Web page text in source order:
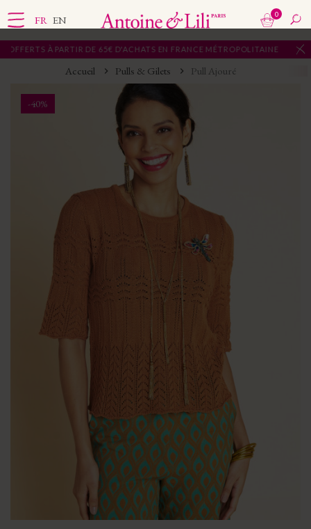
DE 65€ D'ACHATS EN FRANCE MÉTROPOLITAINE
FR EN 0
Accueil Pulls & Gilets Pull Ajouré
-40%